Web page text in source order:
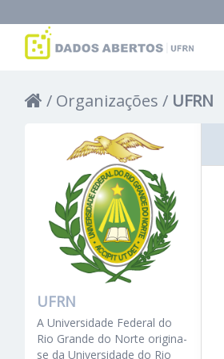
Organizações UFRN
UFRN
A Universidade Federal do
Rio Grande do Norte origina-
se da Universidade do Rio